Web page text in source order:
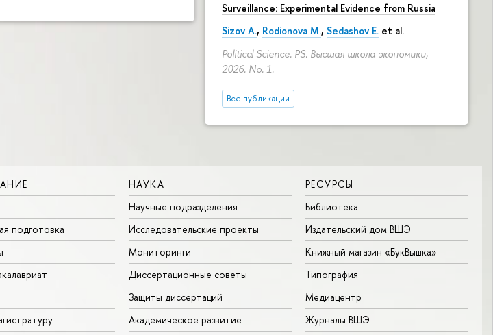
Surveillance: Experimental Evidence from Russia
Sizov A., Rodionova M., Sedashov E. et al.
Political Science. PS. Высшая школа экономики,
2026. No. 1.
Все публикации
подготовка
НАУКА
Научные подразделения
Исследовательские проекты
Мониторинги
Диссертационные советы
Защиты диссертаций
Академическое развитие
РЕСУРСЫ
Библиотека
Издательский дом ВШЭ
Книжный магазин «БукВышка»
Типография
Медиацентр
Журналы ВШЭ